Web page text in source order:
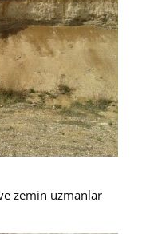
zemin uzmanlar